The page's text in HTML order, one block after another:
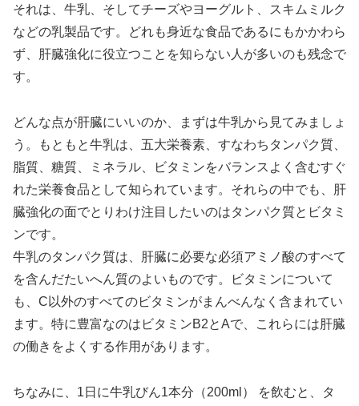
それは、牛乳、そしてチーズやヨーグルト、スキムミルク
などの乳製品です。どれも身近な食品であるにもかかわら
ず、肝臓強化に役立つことを知らない人が多いのも残念で
す。
どんな点が肝臓にいいのか、まずは牛乳から見てみましょ
う。もともと牛乳は、五大栄養素、すなわちタンパク質、
脂質、糖質、ミネラル、ビタミンをバランスよく含むすぐ
れた栄養食品として知られています。それらの中でも、肝
臓強化の面でとりわけ注目したいのはタンパク質とビタミ
ンです。
牛乳のタンパク質は、肝臓に必要な必須アミノ酸のすべて
を含んだたいへん質のよいものです。ビタミンについて
も、C以外のすべてのビタミンがまんべんなく含まれてい
ます。特に豊富なのはビタミンB2とAで、これらには肝臓
の働きをよくする作用があります。
ちなみに、1日に牛乳びん1本分（200ml） を飲むと、タ